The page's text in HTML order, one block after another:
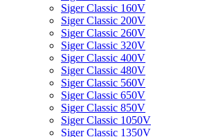
Siger Classic 160V
Siger Classic 200V
Siger Classic 260V
Siger Classic 320V
Siger Classic 400V
Siger Classic 480V
Siger Classic 560V
Siger Classic 650V
Siger Classic 850V
Siger Classic 1050V
Siger Classic 1350V